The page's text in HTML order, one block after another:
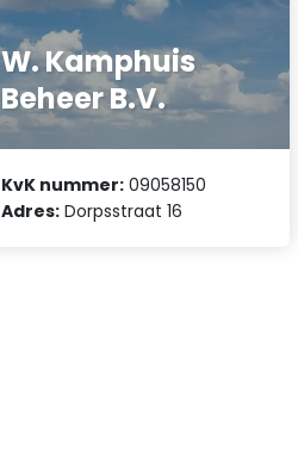
W. Kamphuis
Beheer B.V.
KvK nummer: 09058150
Adres: Dorpsstraat 16